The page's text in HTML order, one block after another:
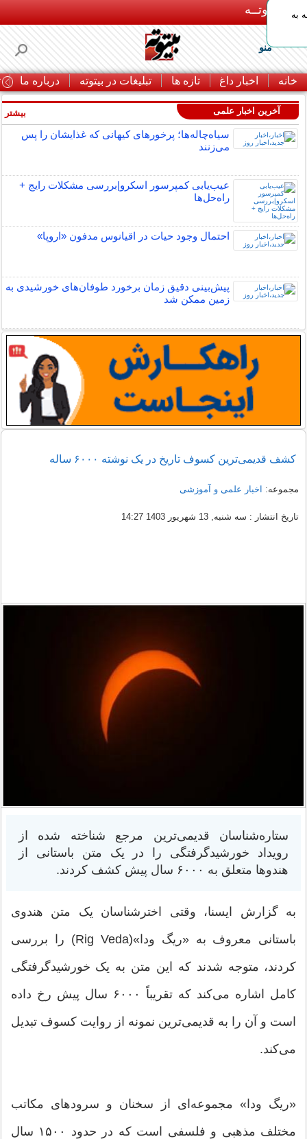
بـیتوتــه
منو
خانه اخبار داغ تازه ها تبلیغات در بیتوته درباره ما
به
آخرین اخبار علمی
سیاه‌چاله‌ها؛ پرخورهای کیهانی که غذایشان را پس
می‌زنند
عیب‌یابی کمپرسور اسکرو|بررسی مشکلات رایج +
راه‌حل‌ها
احتمال وجود حیات در اقیانوس مدفون «اروپا»
پیش‌بینی دقیق زمان برخورد طوفان‌های خورشیدی به
زمین ممکن شد
بیشتر
کشف قدیمی‌ترین کسوف تاریخ در یک نوشته ۶۰۰۰ ساله
مجموعه: اخبار علمی و آموزشی
تاریخ انتشار : سه شنبه, 13 شهریور 1403 14:27
ستاره‌شناسان قدیمی‌ترین مرجع شناخته شده از
رویداد خورشیدگرفتگی را در یک متن باستانی از
هندوها متعلق به ۶۰۰۰ سال پیش کشف کردند.
به گزارش ایسنا، وقتی اخترشناسان یک متن هندوی
باستانی معروف به «ریگ ودا»(Rig Veda) را بررسی
کردند، متوجه شدند که این متن به یک خورشیدگرفتگی
کامل اشاره می‌کند که تقریباً ۶۰۰۰ سال پیش رخ داده
است و آن را به قدیمی‌ترین نمونه از روایت کسوف تبدیل
می‌کند.
«ریگ ودا» مجموعه‌ای از سخنان و سرودهای مکاتب
مختلف مذهبی و فلسفی است که در حدود ۱۵۰۰ سال